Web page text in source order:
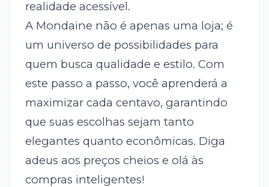
realidade acessível.
A Mondaine não é apenas uma loja; é
um universo de possibilidades para
quem busca qualidade e estilo. Com
este passo a passo, você aprenderá a
maximizar cada centavo, garantindo
que suas escolhas sejam tanto
elegantes quanto econômicas. Diga
adeus aos preços cheios e olá às
compras inteligentes!